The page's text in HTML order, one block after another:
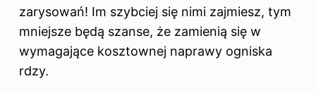
zarysowań! Im szybciej się nimi zajmiesz, tym
mniejsze będą szanse, że zamienią się w
wymagające kosztownej naprawy ogniska
rdzy.